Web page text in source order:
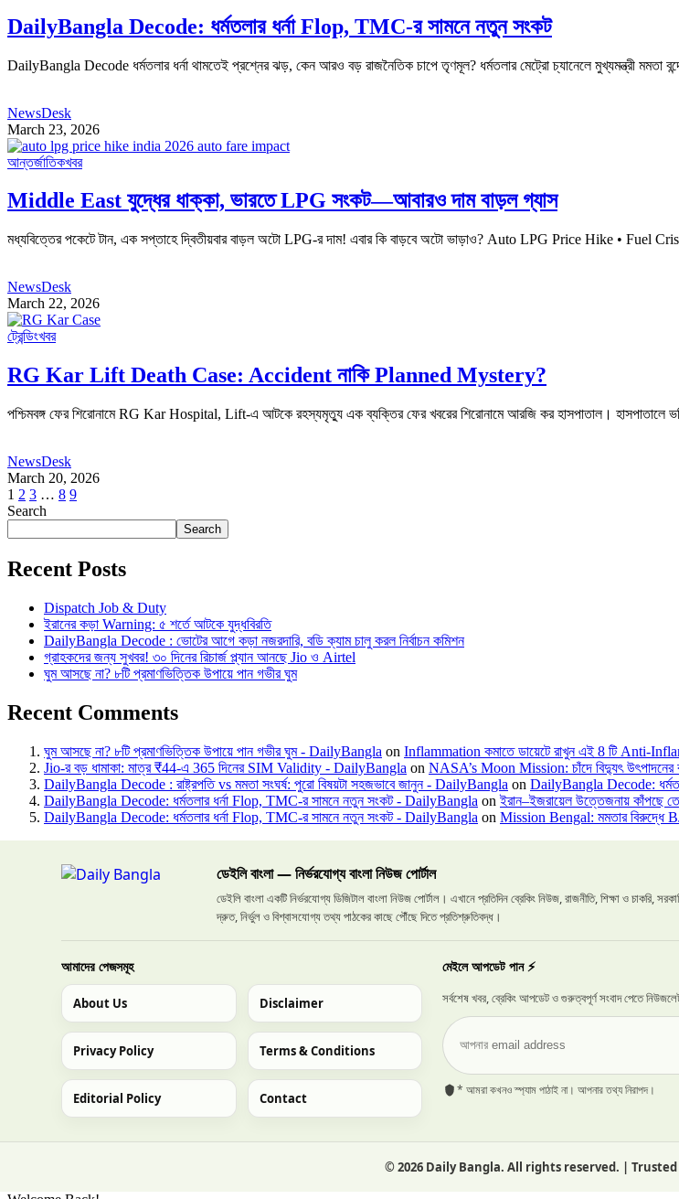
DailyBangla Decode: ধর্মতলার ধর্না Flop, TMC-র সামনে নতুন সংকট
DailyBangla Decode ধর্মতলার ধর্না থামতেই প্রশ্নের ঝড়, কেন আরও বড় রাজনৈতিক চাপে তৃণমূল? ধর্মতলার মেট্রো চ্যানেলে মুখ্যমন্ত্রী মমতা
NewsDesk
March 23, 2026
আন্তর্জাতিকখবর
Middle East যুদ্ধের ধাক্কা, ভারতে LPG সংকট—আবারও দাম বাড়ল গ্যাস
মধ্যবিত্তের পকেটে টান, এক সপ্তাহে দ্বিতীয়বার বাড়ল অটো LPG-র দাম! এবার কি বাড়বে অটো ভাড়াও? Auto LPG Price Hike • Fuel
NewsDesk
March 22, 2026
ট্রেন্ডিংখবর
RG Kar Lift Death Case: Accident নাকি Planned Mystery?
পশ্চিমবঙ্গ ফের শিরোনামে RG Kar Hospital, Lift-এ আটকে রহস্যমৃত্যু এক ব্যক্তির ফের খবরের শিরোনামে আরজি কর হাসপাতাল। হাসপাতালে
NewsDesk
March 20, 2026
1 2 3 … 8 9
Search
Search
Recent Posts
Dispatch Job & Duty
ইরানের কড়া Warning: ৫ শর্তে আটকে যুদ্ধবিরতি
DailyBangla Decode : ভোটের আগে কড়া নজরদারি, বডি ক্যাম চালু করল নির্বাচন কমিশন
গ্রাহকদের জন্য সুখবর! ৩০ দিনের রিচার্জ প্ল্যান আনছে Jio ও Airtel
ঘুম আসছে না? ৮টি প্রমাণভিত্তিক উপায়ে পান গভীর ঘুম
Recent Comments
ঘুম আসছে না? ৮টি প্রমাণভিত্তিক উপায়ে পান গভীর ঘুম - DailyBangla on Inflammation কমাতে ডায়েটে রাখুন এই 8 টি Anti-
Jio-র বড় ধামাকা: মাত্র ₹44-এ 365 দিনের SIM Validity - DailyBangla on NASA’s Moon Mission: চাঁদে বিদ্যুৎ উৎপাদনের
DailyBangla Decode : রাষ্ট্রপতি vs মমতা সংঘর্ষ: পুরো বিষয়টা সহজভাবে জানুন - DailyBangla on DailyBangla Decode:
DailyBangla Decode: ধর্মতলার ধর্না Flop, TMC-র সামনে নতুন সংকট - DailyBangla onইরান–ইজরায়েল উত্তেজনায় কাঁপছে
DailyBangla Decode: ধর্মতলার ধর্না Flop, TMC-র সামনে নতুন সংকট - DailyBangla on Mission Bengal: মমতার বিরুদ্ধে
ডেইলি বাংলা — নির্ভরযোগ্য বাংলা নিউজ পোর্টাল
ডেইলি বাংলা একটি নির্ভরযোগ্য ডিজিটাল বাংলা নিউজ পোর্টাল। এখানে প্রতিদিন ব্রেকিং নিউজ, রাজনীতি, শিক্ষা ও
দ্রুত, নির্ভুল ও বিশ্বাসযোগ্য তথ্য পাঠকের কাছে পৌঁছে দিতে প্রতিশ্রুতিবদ্ধ।
আমাদের পেজসমূহ
About Us Disclaimer
Privacy Policy Terms & Conditions
Editorial Policy Contact
মেইলে আপডেট পান ⚡
সর্বশেষ খবর, ব্রেকিং আপডেট ও গুরুত্বপূর্ণ সংবাদ পেতে
* আমরা কখনও স্প্যাম পাঠাই না। আপনার তথ্য নিরাপদ।
©2026 Daily Bangla. All rights reserved. |